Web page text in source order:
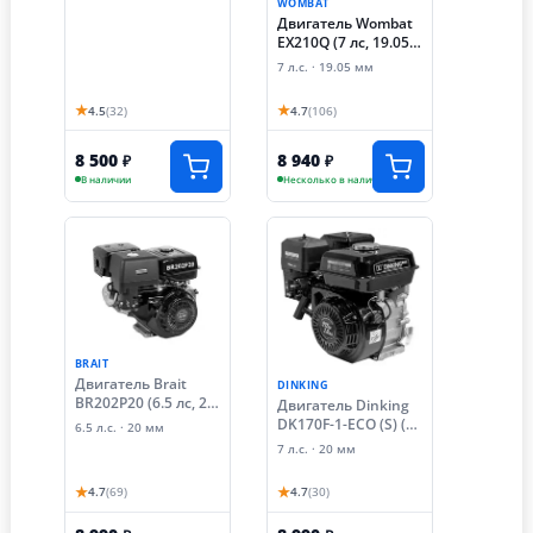
★4.5(32)
8 500 ₽
В наличии
Двигатель Wombat
EX210Q (7 лс, 19.05
мм)
7 л.с. · 19.05 мм
★4.7(106)
8 940 ₽
Несколько в наличии
BRAIT
Двигатель Brait
BR202P20 (6.5 лс, 20
мм)
6.5 л.с. · 20 мм
★4.7(69)
DINKING
Двигатель Dinking
DK170F-1-ECO (S) (7
лс, 20 мм)
7 л.с. · 20 мм
★4.7(30)